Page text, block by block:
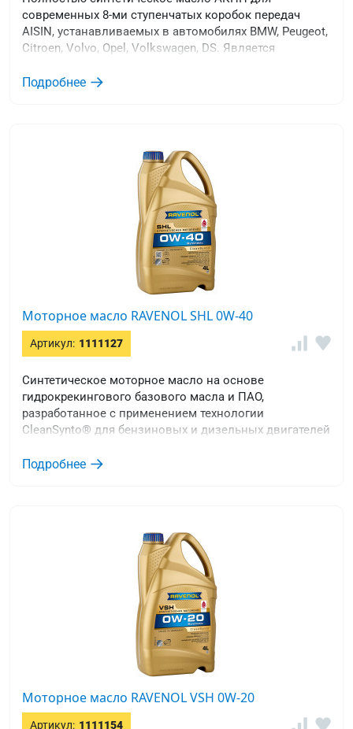
современных 8-ми ступенчатых коробок передач
AISIN, устанавливаемых в автомобилях BMW, Peugeot,
Citroen, Volvo, Opel, Volkswagen, DS. Является
VOLVO 31492172 / 31492173, PSA 1635056080, BMW
Подробнее
Моторное масло RAVENOL SHL 0W-40
Артикул: 1111127
Синтетическое моторное масло на основе
гидрокрекингового базового масла и ПАО,
разработанное с применением технологии
CleanSynto® для бензиновых и дизельных двигателей
впрыском и без него.
Подробнее
Моторное масло RAVENOL VSH 0W-20
Артикул: 1111154